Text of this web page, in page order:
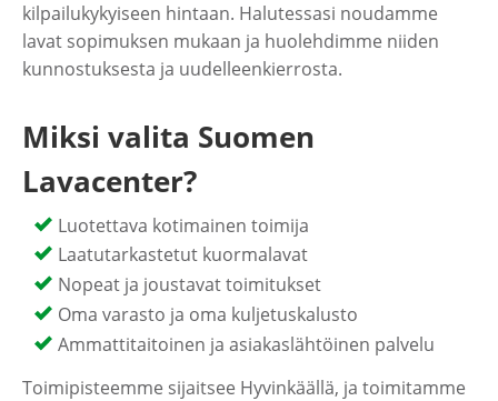
kilpailukykyiseen hintaan. Halutessasi noudamme
lavat sopimuksen mukaan ja huolehdimme niiden
kunnostuksesta ja uudelleenkierrosta.
Miksi valita Suomen
Lavacenter?
Luotettava kotimainen toimija
Laatutarkastetut kuormalavat
Nopeat ja joustavat toimitukset
Oma varasto ja oma kuljetuskalusto
Ammattitaitoinen ja asiakaslähtöinen palvelu
Toimipisteemme sijaitsee Hyvinkäällä, ja toimitamme